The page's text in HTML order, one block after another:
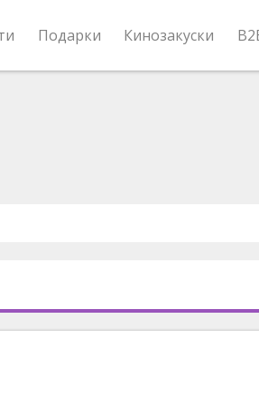
Подарки Кинозакуски